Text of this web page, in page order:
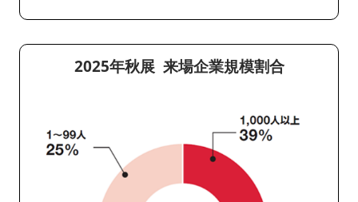
2025年秋展 来場企業規模割合